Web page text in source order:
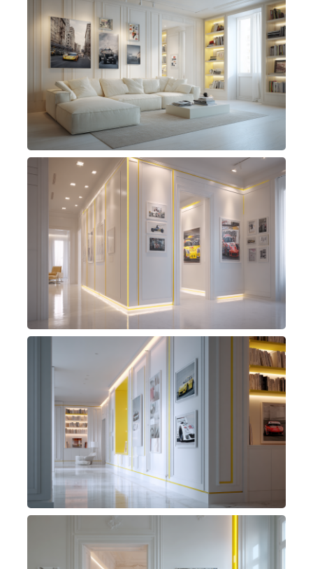
contract. The Racer rappresenta una sintesi tra
rigore formale, versatilità progettuale e
innovazione tecnologica, in linea con l’identità
di Puncher Milano.